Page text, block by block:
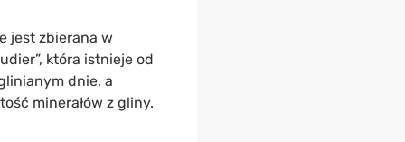
jest zbierana w
która istnieje od
dnie, a
minerałów z gliny.